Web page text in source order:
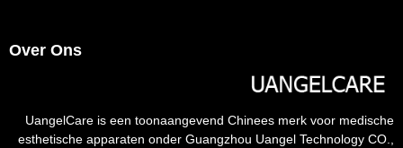
Over Ons
UangelCare is een toonaangevend Chinees merk voor medische
esthetische apparaten onder Guangzhou Uangel Technology CO.,